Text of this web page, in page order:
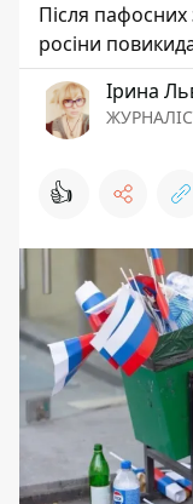
Після
росіни
Ірина
👍